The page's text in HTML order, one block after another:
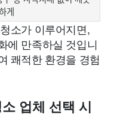
게
소가 이루어지면,
에 만족하실 것입니
쾌적한 환경을 경험
업체 선택 시